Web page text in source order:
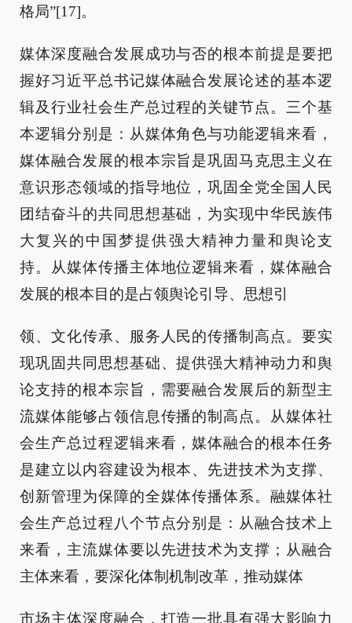
格局”[17]。
媒体深度融合发展成功与否的根本前提是要把
握好习近平总书记媒体融合发展论述的基本逻
辑及行业社会生产总过程的关键节点。三个基
本逻辑分别是：从媒体角色与功能逻辑来看，
媒体融合发展的根本宗旨是巩固马克思主义在
意识形态领域的指导地位，巩固全党全国人民
团结奋斗的共同思想基础，为实现中华民族伟
大复兴的中国梦提供强大精神力量和舆论支
持。从媒体传播主体地位逻辑来看，媒体融合
发展的根本目的是占领舆论引导、思想引
领、文化传承、服务人民的传播制高点。要实
现巩固共同思想基础、提供强大精神动力和舆
论支持的根本宗旨，需要融合发展后的新型主
流媒体能够占领信息传播的制高点。从媒体社
会生产总过程逻辑来看，媒体融合的根本任务
是建立以内容建设为根本、先进技术为支撑、
创新管理为保障的全媒体传播体系。融媒体社
会生产总过程八个节点分别是：从融合技术上
来看，主流媒体要以先进技术为支撑；从融合
主体来看，要深化体制机制改革，推动媒体
市场主体深度融合，打造一批具有强大影响力